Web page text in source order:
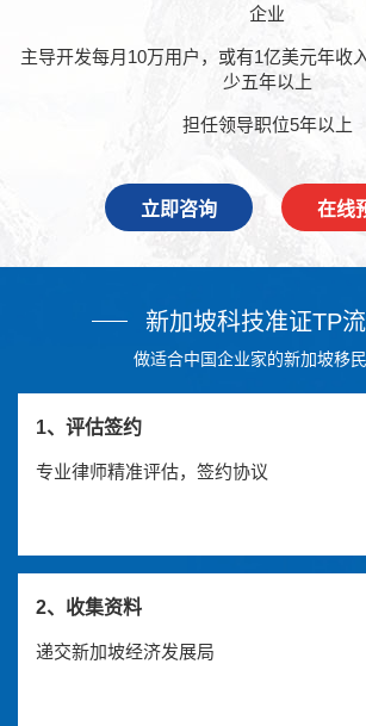
企业
主导开发每月10万用户，或有1亿美元年收
少五年以上
担任领导职位5年以上
立即咨询 在线
新加坡科技准证TP
做适合中国企业家的新加坡移
1、评估签约
专业律师精准评估，签约协议
2、收集资料
递交新加坡经济发展局